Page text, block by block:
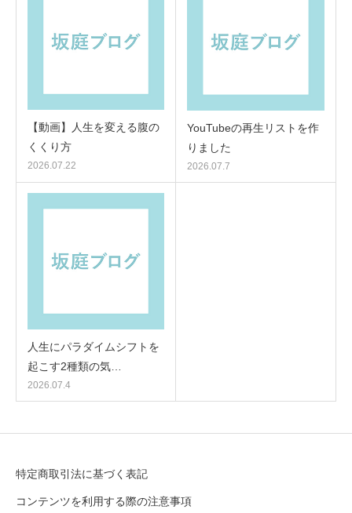
【動画】人生を変える腹の
くくり方
2026.07.22
YouTubeの再生リストを作
りました
2026.07.7
人生にパラダイムシフトを
起こす2種類の気…
2026.07.4
特定商取引法に基づく表記
コンテンツを利用する際の注意事項